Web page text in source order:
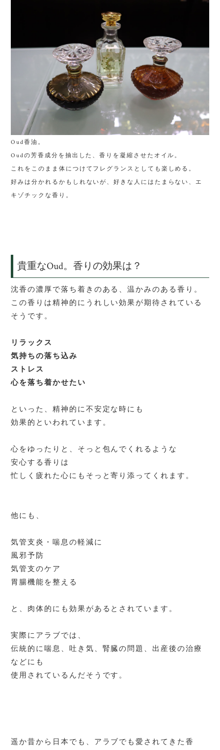
Oud香油。
Oudの芳香成分を抽出した、香りを凝縮させたオイル。
これをこのまま体につけてフレグランスとしても楽しめる。
好みは分かれるかもしれないが、好きな人にはたまらない、エ
キゾチックな香り。
貴重なOud。香りの効果は？
沈香の濃厚で落ち着きのある、温かみのある香り。
この香りは精神的にうれしい効果が期待されている
そうです。
リラックス
気持ちの落ち込み
ストレス
心を落ち着かせたい
といった、精神的に不安定な時にも
効果的といわれています。
心をゆったりと、そっと包んでくれるような
安心する香りは
忙しく疲れた心にもそっと寄り添ってくれます。
他にも、
気管支炎・喘息の軽減に
風邪予防
気管支のケア
胃腸機能を整える
と、肉体的にも効果があるとされています。
実際にアラブでは、
伝統的に喘息、吐き気、腎臓の問題、出産後の治療
などにも
使用されているんだそうです。
遥か昔から日本でも、アラブでも愛されてきた香